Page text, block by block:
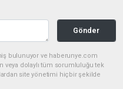
Gönder
bulunuyor ve haberunye.com
veya dolaylı tüm sorumluluğu tek
site yönetimi hiçbir şekilde